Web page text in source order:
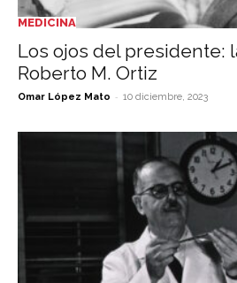
MEDICINA
Los ojos del presidente:
Roberto M. Ortiz
Omar López Mato - 10 diciembre, 2023